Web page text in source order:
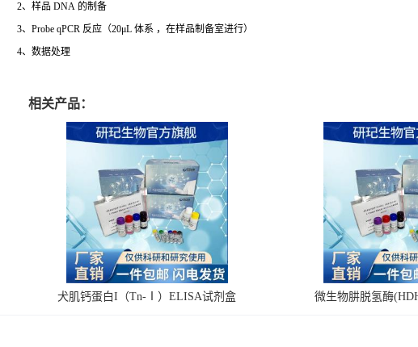
2、样品 DNA 的制备
3、Probe qPCR 反应（20μL 体系 ，在样品制备室进行）
4、数据处理
相关产品：
犬肌钙蛋白I（Tn-Ⅰ）ELISA试剂盒 微生物肼脱氢酶